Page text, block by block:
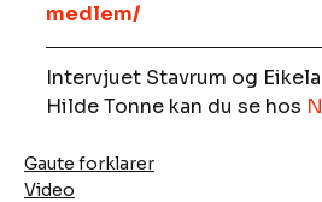
medlem/
Intervjuet Stavrum og
Hilde Tonne kan du se hos
Gaute forklarer
Video